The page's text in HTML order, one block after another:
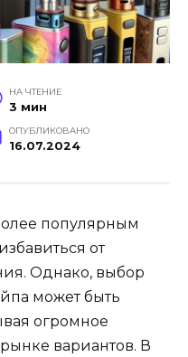
НА ЧТЕНИЕ
3 мин
ОПУБЛИКОВАНО
16.07.2024
популярным
от
Однако, выбор
может быть
огромное
вариантов. В